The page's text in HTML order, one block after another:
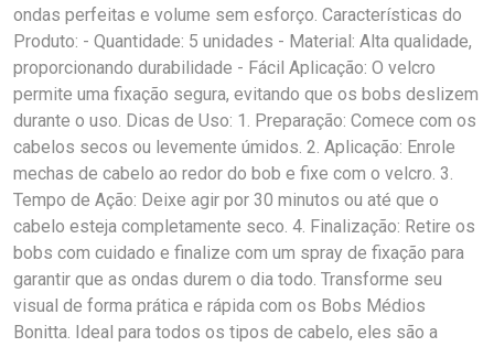
ondas perfeitas e volume sem esforço. Características do
Produto: - Quantidade: 5 unidades - Material: Alta qualidade,
proporcionando durabilidade - Fácil Aplicação: O velcro
permite uma fixação segura, evitando que os bobs deslizem
durante o uso. Dicas de Uso: 1. Preparação: Comece com os
cabelos secos ou levemente úmidos. 2. Aplicação: Enrole
mechas de cabelo ao redor do bob e fixe com o velcro. 3.
Tempo de Ação: Deixe agir por 30 minutos ou até que o
cabelo esteja completamente seco. 4. Finalização: Retire os
bobs com cuidado e finalize com um spray de fixação para
garantir que as ondas durem o dia todo. Transforme seu
visual de forma prática e rápida com os Bobs Médios
Bonitta. Ideal para todos os tipos de cabelo, eles são a